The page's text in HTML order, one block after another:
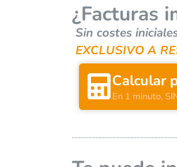
¿Facturas
Sin costes
EXCLUSIVO A
Calcular
En 1 minuto,